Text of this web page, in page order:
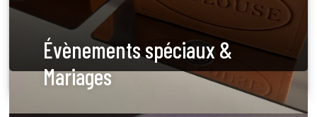
Évènements spéciaux &
Mariages